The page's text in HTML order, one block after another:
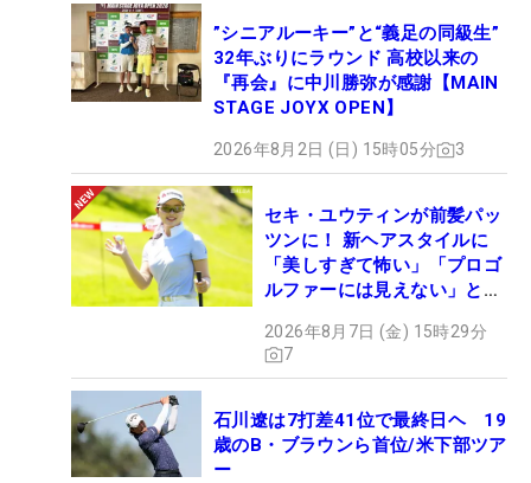
”シニアルーキー”と“義足の同級生”
32年ぶりにラウンド 高校以来の
『再会』に中川勝弥が感謝【MAIN
STAGE JOYX OPEN】
2026年8月2日 (日) 15時05分 3
セキ・ユウティンが前髪パッ
ツンに！ 新ヘアスタイルに
「美しすぎて怖い」「プロゴ
ルファーには見えない」とコ
2026年8月7日 (金) 15時29分
7
石川遼は7打差41位で最終日ヘ 19
歳のB・ブラウンら首位/米下部ツア
ー